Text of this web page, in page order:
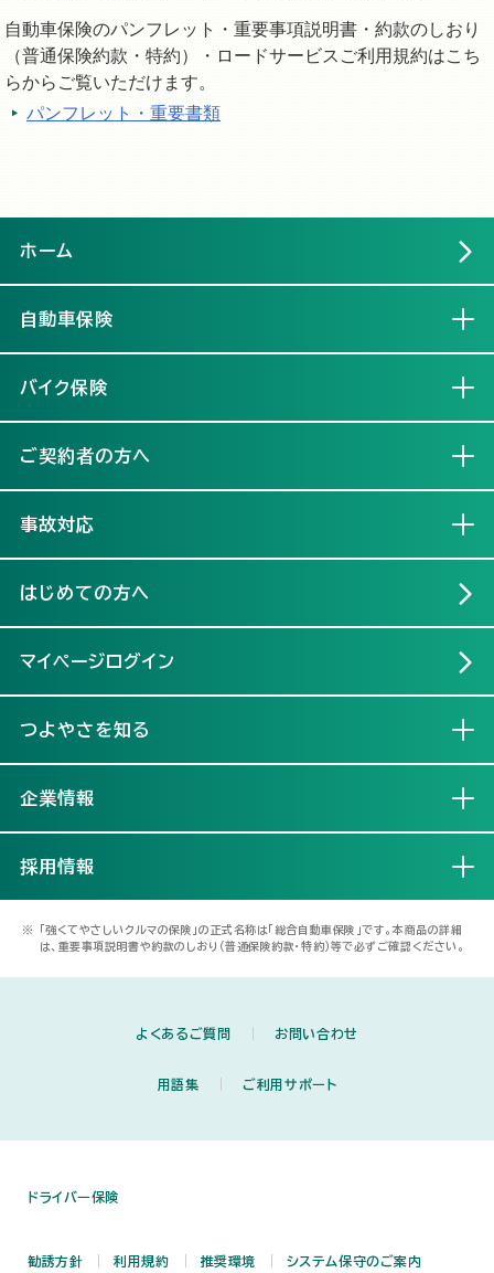
自動車保険のパンフレット・重要事項説明書・約款のしおり
（普通保険約款・特約）・ロードサービスご利用規約はこち
らからご覧いただけます。
パンフレット・重要書類
ホーム
自動車保険
バイク保険
ご契約者の方へ
事故対応
はじめての方へ
マイページログイン
つよやさを知る
企業情報
採用情報
※
「強くてやさしいクルマの保険」の正式名称は「総合自動車保険」です。本商品の詳細
は、重要事項説明書や約款のしおり（普通保険約款・特約）等で必ずご確認ください。
よくあるご質問 お問い合わせ
用語集 ご利用サポート
ドライバー保険
勧誘方針 利用規約 推奨環境 システム保守のご案内